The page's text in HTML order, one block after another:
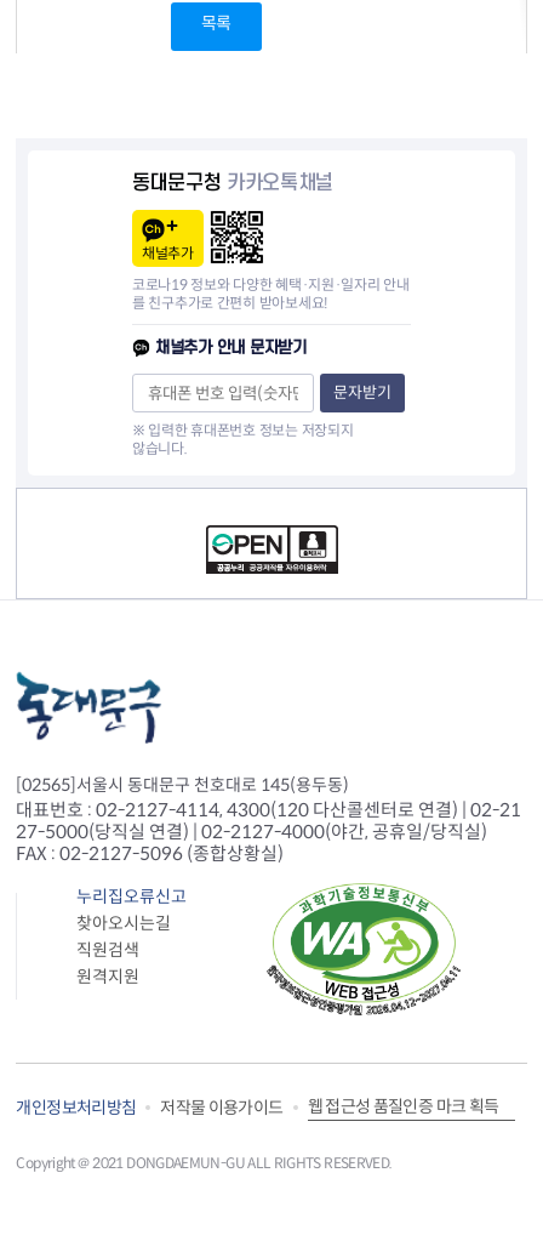
목록
동대문구청 카카오톡채널
채널추가
코로나19 정보와 다양한 혜택·지원·일자리 안내
를 친구추가로 간편히 받아보세요!
채널추가 안내 문자받기
문자받기
※ 입력한 휴대폰번호 정보는 저장되지
않습니다.
[02565]서울시 동대문구 천호대로 145(용두동)
대표번호 : 02-2127-4114, 4300(120 다산콜센터로 연결) | 02-21
27-5000(당직실 연결) | 02-2127-4000(야간, 공휴일/당직실)
FAX : 02-2127-5096 (종합상황실)
누리집오류신고
찾아오시는길
직원검색
원격지원
개인정보처리방침 저작물 이용가이드 웹 접근성 품질인증 마크 획득
Copyright＠ 2021 DONGDAEMUN-GU ALL RIGHTS RESERVED.